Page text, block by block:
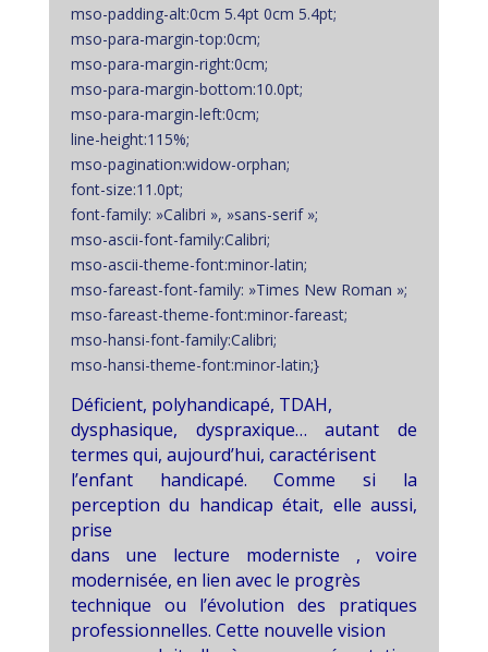
mso-padding-alt:0cm 5.4pt 0cm 5.4pt;
mso-para-margin-top:0cm;
mso-para-margin-right:0cm;
mso-para-margin-bottom:10.0pt;
mso-para-margin-left:0cm;
line-height:115%;
mso-pagination:widow-orphan;
font-size:11.0pt;
font-family: »Calibri », »sans-serif »;
mso-ascii-font-family:Calibri;
mso-ascii-theme-font:minor-latin;
mso-fareast-font-family: »Times New Roman »;
mso-fareast-theme-font:minor-fareast;
mso-hansi-font-family:Calibri;
mso-hansi-theme-font:minor-latin;}
Déficient, polyhandicapé, TDAH,
dysphasique, dyspraxique… autant de
termes qui, aujourd’hui, caractérisent
l’enfant handicapé. Comme si la
perception du handicap était, elle aussi,
prise
dans une lecture moderniste , voire
modernisée, en lien avec le progrès
technique ou l’évolution des pratiques
professionnelles. Cette nouvelle vision